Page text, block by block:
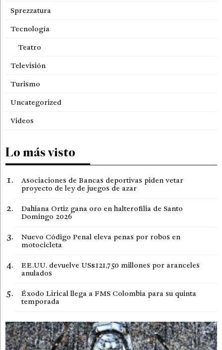
Sprezzatura
Tecnología
Teatro
Televisión
Turismo
Uncategorized
Videos
Lo más visto
Asociaciones de Bancas deportivas piden vetar
proyecto de ley de juegos de azar
Dahiana Ortiz gana oro en halterofilia de Santo
Domingo 2026
Nuevo Código Penal eleva penas por robos en
motocicleta
EE.UU. devuelve US$121,750 millones por aranceles
anulados
Éxodo Lirical llega a FMS Colombia para su quinta
temporada